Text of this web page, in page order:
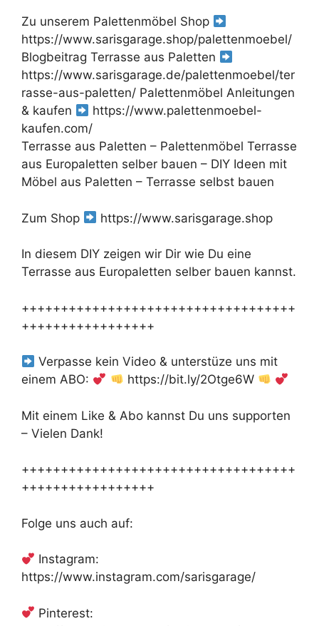
Zu unserem Palettenmöbel Shop
https://www.sarisgarage.shop/palettenmoebel/
Blogbeitrag Terrasse aus Paletten
https://www.sarisgarage.de/palettenmoebel/ter
rasse-aus-paletten/ Palettenmöbel Anleitungen
& kaufen
https://www.palettenmoebel-
kaufen.com/
Terrasse aus Paletten – Palettenmöbel Terrasse
aus Europaletten selber bauen – DIY Ideen mit
Möbel aus Paletten – Terrasse selbst bauen
Zum Shop https://www.sarisgarage.shop
In diesem DIY zeigen wir Dir wie Du eine
Terrasse aus Europaletten selber bauen kannst.
+++++++++++++++++++++++++++++++++++
+++++++++++++++++
Verpasse kein Video & unterstüze uns mit
einem ABO:
https://bit.ly/2Otge6W
Mit einem Like & Abo kannst Du uns supporten
– Vielen Dank!
+++++++++++++++++++++++++++++++++++
+++++++++++++++++
Folge uns auch auf:
Instagram:
https://www.instagram.com/sarisgarage/
Pinterest: